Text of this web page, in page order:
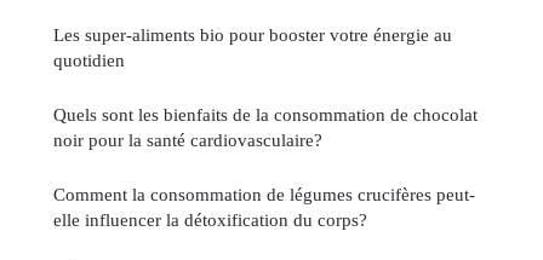
Les super-aliments bio pour booster votre énergie au
quotidien
Quels sont les bienfaits de la consommation de chocolat
noir pour la santé cardiovasculaire?
Comment la consommation de légumes crucifères peut-
elle influencer la détoxification du corps?